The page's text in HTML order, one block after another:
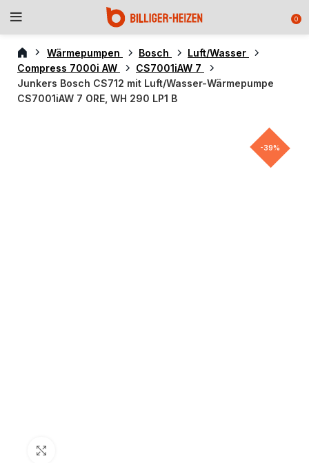
0
Wärmepumpen Bosch
Luft/Wasser
Compress 7000i AW
CS7001iAW 7
Junkers Bosch CS712 mit Luft/Wasser-Wärmepumpe
CS7001iAW 7 ORE, WH 290 LP1 B
-39%